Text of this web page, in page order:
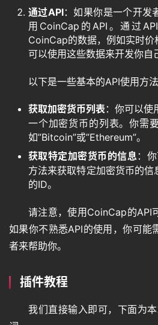
通过API：如果你是一个开发
用CoinCap的API。通过
CoinCap的数据，例如实时
可以使用这些数据来开发你自
以下是一些基本的API使用方法
获取加密货币列表 ：你可以使
一个加密货币的列表。你需
如”Bitcoin”或”Ethereum”。
获取特定加密货币的信息 ：
方法来获取特定加密货币的
的ID。
请注意，使用CoinCap的API
如果你不熟悉API的使用，你可能
者来帮助你。
插件教程
我们直接输入即可，下面为